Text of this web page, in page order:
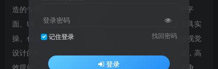
造的专属AI教学！拒绝通用AI课的泛化教学，精准匹配平
面、UI、品牌、电商视觉等设计师的核心需求，从AI工具实
操、创意生成、设计改图到商业落地，全链路拆解AI与视觉
设计的融合技巧，手把手教你把AI融入日常设计工作流，高
效提效、解锁创意新可能，夯实AI时代设计师的核心竞争
登录密码
记住登录 找回密码
登录